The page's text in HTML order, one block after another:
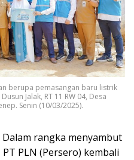
berupa pemasangan baru listrik
Jalak, RT 11 RW 04, Desa
Senin (10/03/2025).
Dalam rangka menyambut
PLN (Persero) kembali